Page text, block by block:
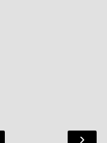
›